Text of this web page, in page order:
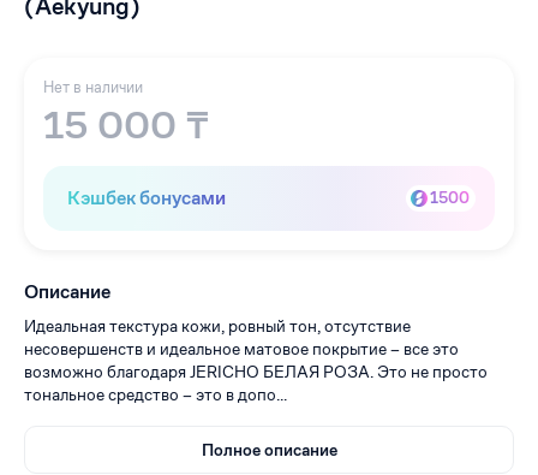
(Aekyung)
Нет в наличии
15 000 ₸
Кэшбек бонусами 1500
Описание
Идеальная текстура кожи, ровный тон, отсутствие
несовершенств и идеальное матовое покрытие – все это
возможно благодаря JERICHO БЕЛАЯ РОЗА. Это не просто
тональное средство – это в допо...
Полное описание